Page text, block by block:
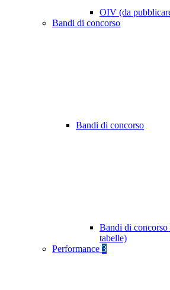
OIV (da
Bandi di concorso
Bandi di concorso
Bandi di
tabelle)
Performance 3